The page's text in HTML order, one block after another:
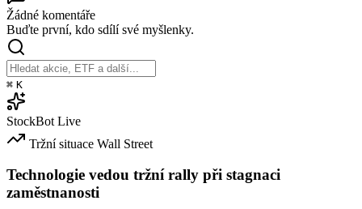
Žádné komentáře
Buďte první, kdo sdílí své myšlenky.
⌘ K
StockBot Live
Tržní situace Wall Street
Technologie vedou tržní rally při stagnaci
zaměstnanosti